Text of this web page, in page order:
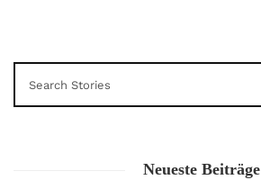
Neueste Beiträge